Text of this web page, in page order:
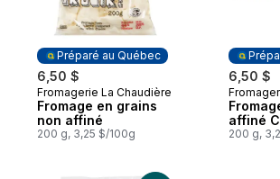
Préparé au Québec
6,50 $
Préparé au Québec
Fromagerie La Chaudière
Fromage en grains
non affiné
200 g, 3,25 $/100g
6,50 $
affiné
200 g,